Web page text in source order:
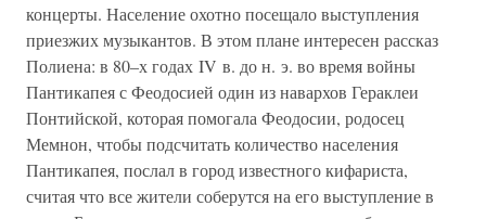
концерты. Население охотно посещало выступления
приезжих музыкантов. В этом плане интересен рассказ
Полиена: в 80–х годах IV в. до н. э. во время войны
Пантикапея с Феодосией один из навархов Гераклеи
Понтийской, которая помогала Феодосии, родосец
Мемнон, чтобы подсчитать количество населения
Пантикапея, послал в город известного кифариста,
считая что все жители соберутся на его выступление в